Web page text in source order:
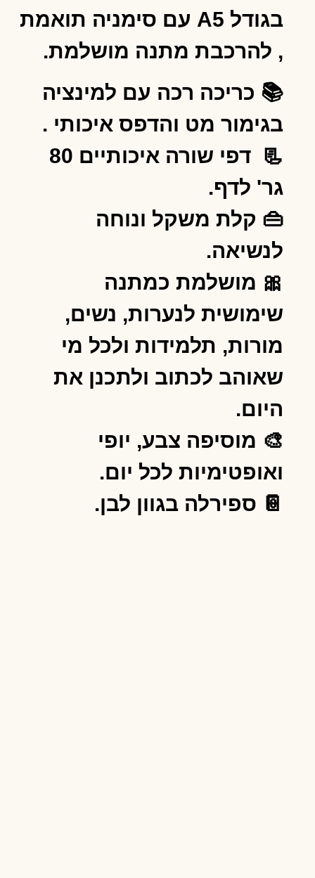
בגודל A5 עם סימניה תואמת
, להרכבת מתנה מושלמת.
📚 כריכה רכה עם למינציה
בגימור מט והדפס איכותי .
📃 דפי שורה איכותיים 80
גר' לדף.
👜 קלת משקל ונוחה
לנשיאה.
🎀 מושלמת כמתנה
שימושית לנערות, נשים,
מורות, תלמידות ולכל מי
שאוהב לכתוב ולתכנן את
היום.
🎨 מוסיפה צבע, יופי
ואופטימיות לכל יום.
📔 ספירלה בגוון לבן.